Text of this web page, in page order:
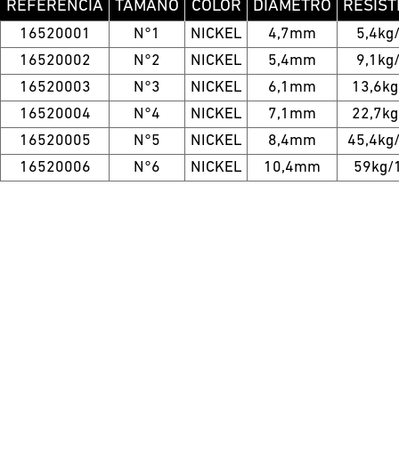
REFERENCIA TAMAÑO COLOR DIÁMETRO
16520001 N°1 NICKEL 4,7mm
16520002
N°2 NICKEL 5,4mm
16520003
N°3 NICKEL 6,1mm
16520004
N°4 NICKEL 7,1mm
16520005
N°5 NICKEL 8,4mm
16520006
N°6 NICKEL 10,4mm 59kg/